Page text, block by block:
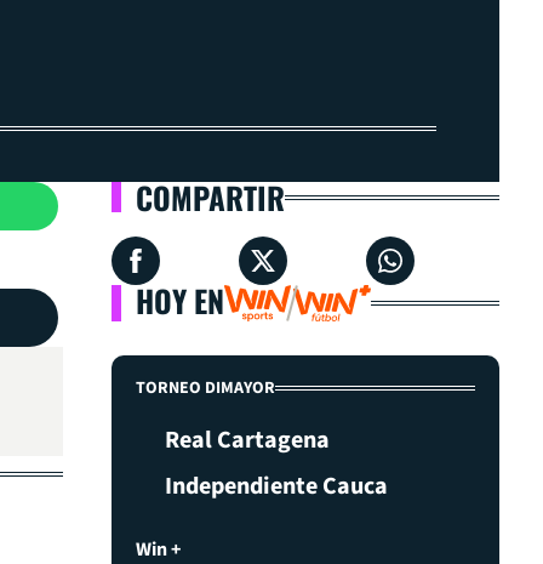
COMPARTIR
HOY EN
TORNEO DIMAYOR
Real Cartagena
Independiente Cauca
Win +